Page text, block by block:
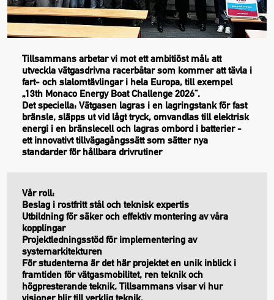
Tillsammans arbetar vi mot ett ambitiöst mål: att
utveckla vätgasdrivna racerbåtar som kommer att tävla i
fart- och slalomtävlingar i hela Europa, till exempel
„13th Monaco Energy Boat Challenge 2026“.
Det speciella: Vätgasen lagras i en lagringstank för fast
bränsle, släpps ut vid lågt tryck, omvandlas till elektrisk
energi i en bränslecell och lagras ombord i batterier -
ett innovativt tillvägagångssätt som sätter nya
standarder för hållbara drivrutiner
Vår roll:
Beslag i rostfritt stål och teknisk expertis
Utbildning för säker och effektiv montering av våra
kopplingar
Projektledningsstöd för implementering av
systemarkitekturen
För studenterna är det här projektet en unik inblick i
framtiden för vätgasmobilitet, ren teknik och
högpresterande teknik. Tillsammans visar vi hur